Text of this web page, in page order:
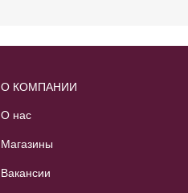
О КОМПАНИИ
О нас
Магазины
Вакансии